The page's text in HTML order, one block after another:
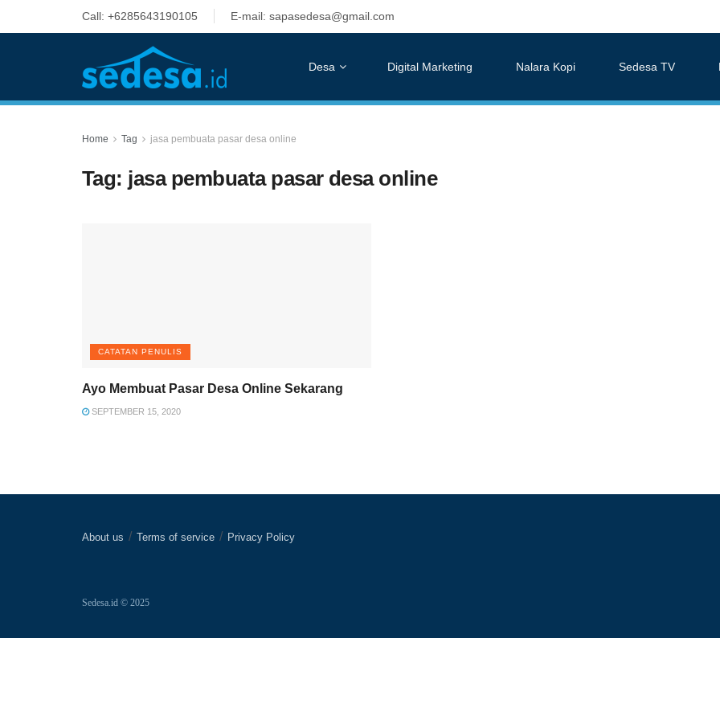
Call: +6285643190105 E-mail: sapasedesa@gmail.com
Desa Digital Marketing Nalara Kopi Sedesa TV
Home Tag jasa pembuata pasar desa online
Tag: jasa pembuata pasar desa online
CATATAN PENULIS
Ayo Membuat Pasar Desa Online Sekarang
SEPTEMBER 15, 2020
About us Terms of service Privacy Policy
Sedesa.id © 2025